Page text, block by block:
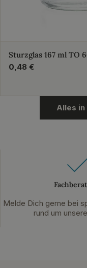
Sturzglas 167 ml TO
Regulärer
0,48 €
Alles
Melde Dich gerne bei
rund um